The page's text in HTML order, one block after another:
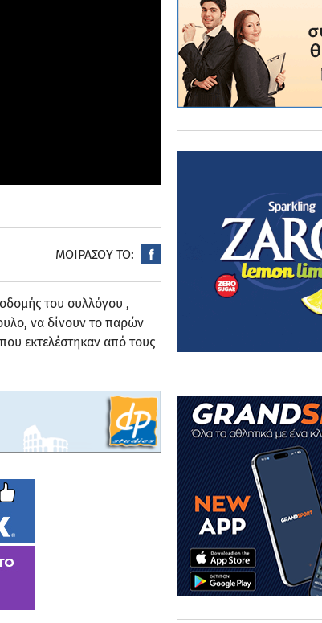
ΜΟΙΡΑΣΟΥ ΤΟ:
του συλλόγου ,
να δίνουν το παρών
εκτελέστηκαν από τους